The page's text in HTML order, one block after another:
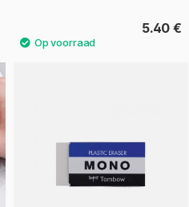
5.40 €